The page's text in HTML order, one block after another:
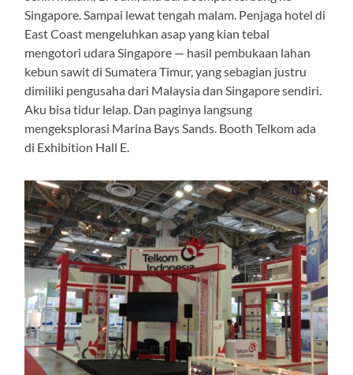
Singapore. Sampai lewat tengah malam. Penjaga hotel di
East Coast mengeluhkan asap yang kian tebal
mengotori udara Singapore — hasil pembukaan lahan
kebun sawit di Sumatera Timur, yang sebagian justru
dimiliki pengusaha dari Malaysia dan Singapore sendiri.
Aku bisa tidur lelap. Dan paginya langsung
mengeksplorasi Marina Bays Sands. Booth Telkom ada
di Exhibition Hall E.